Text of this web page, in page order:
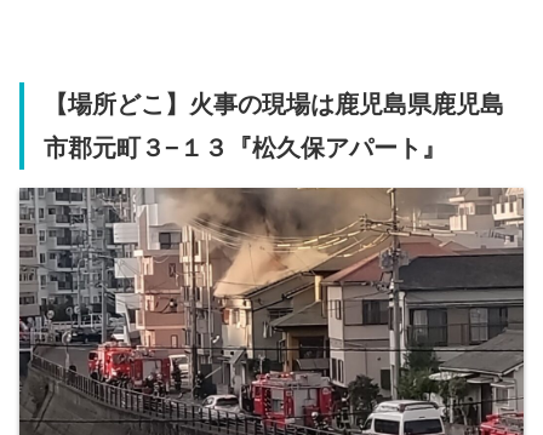
【場所どこ】火事の現場は鹿児島県鹿児島
市郡元町３−１３『松久保アパート』